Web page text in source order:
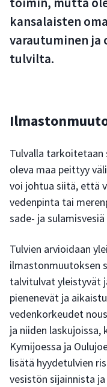
kansalaisten
varautuminen ja
tulvilta.
Tulvalla tarkoitetaan
oleva maa peittyy
voi johtua siitä, että
vedenpinta tai
sade- ja
Tulvien arvioidaan
ilmastonmuutoksen
talvitulvat yleistyvät
pienenevät ja
vedenkorkeudet
ja niiden laskujoissa,
Kymijoessa ja
lisätä hyydetulvien
vesistön sijainnista